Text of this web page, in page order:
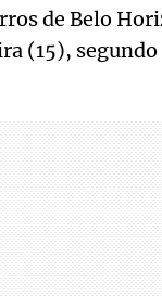
de Belo
(15), segundo